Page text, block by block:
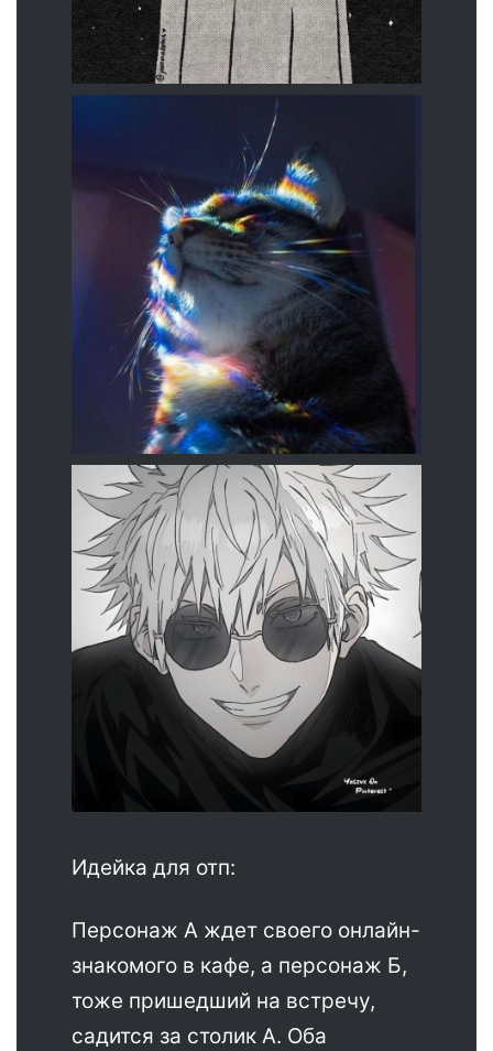
Идейка для отп:
Персонаж А ждет своего онлайн-
знакомого в кафе, а персонаж Б,
тоже пришедший на встречу,
садится за столик А. Оба